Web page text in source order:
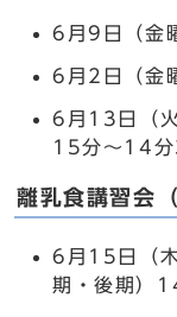
6月9日（金
6月2日（金
6月13日（
15分～14
離乳食講習会
6月15日（
期・後期）